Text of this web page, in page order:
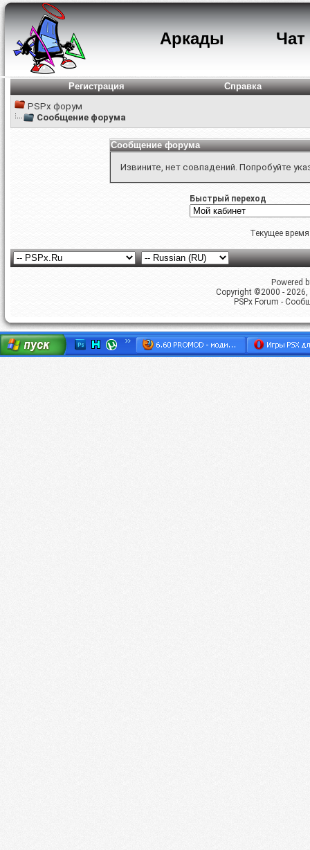
Аркады Чат
Регистрация
Справка
PSPx форум
Сообщение форума
Сообщение форума
Извините, нет совпадений. Попробуйте
Быстрый переход
Текущее
Powered
Copyright ©2000 -
PSPx Forum -